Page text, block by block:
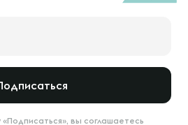
вы соглашаетесь